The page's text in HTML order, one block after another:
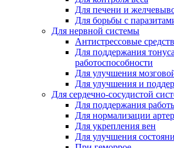
Для печени и
Для борьбы с
Для нервной системы
Антистрессовые
Для поддержания
работоспособности
Для улучшения
Для улучшения и
Для сердечно-сосудистой
Для поддержания
Для нормализации
Для укрепления вен
Для улучшения